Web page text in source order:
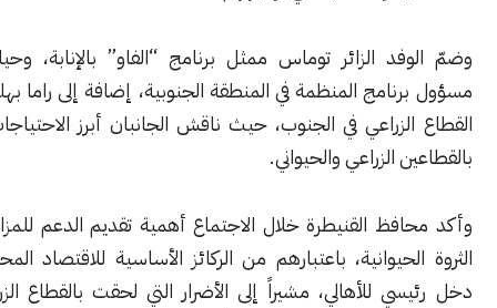
الزائر توماس ممثل برنامج “الفاو” بالإنابة، وحيان المحمد
المنظمة في المنطقة الجنوبية، إضافة إلى راما بهلولي منسقة
في الجنوب، حيث ناقش الجانبان أبرز الاحتياجات المتعلقة
الزراعي والحيواني.
القنيطرة خلال الاجتماع أهمية تقديم الدعم للمزارعين ومربي
باعتبارهم من الركائز الأساسية للاقتصاد المحلي ومصدر
للأهالي، مشيراً إلى الأضرار التي لحقت بالقطاع الزراعي نتيجة